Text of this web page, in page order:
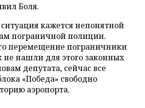
Боля.
кажется непонятной
пограничной полиции.
перемещение пограничники
не нашли для этого законных
депутата, сейчас все
«Победа» свободно
аэропорта.